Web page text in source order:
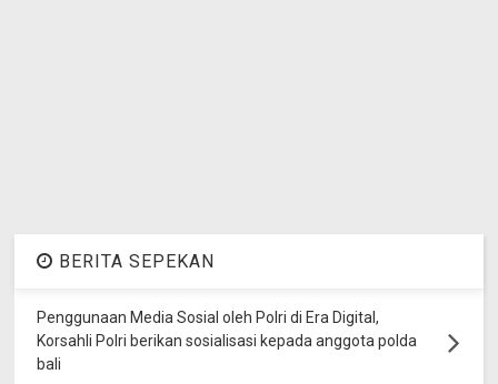
BERITA SEPEKAN
Penggunaan Media Sosial oleh Polri di Era Digital,
Korsahli Polri berikan sosialisasi kepada anggota polda
bali